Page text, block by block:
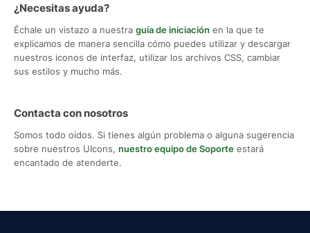
¿Necesitas ayuda?
Échale un vistazo a nuestra guía de iniciación en la que te
explicamos de manera sencilla cómo puedes utilizar y descargar
nuestros iconos de interfaz, utilizar los archivos CSS, cambiar
sus estilos y mucho más.
Contacta con nosotros
Somos todo oídos. Si tienes algún problema o alguna sugerencia
sobre nuestros UIcons, nuestro equipo de Soporte estará
encantado de atenderte.